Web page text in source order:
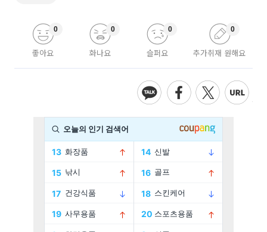
좋아요
0
화나요
0
슬퍼요
0
추가취재 원해요
0